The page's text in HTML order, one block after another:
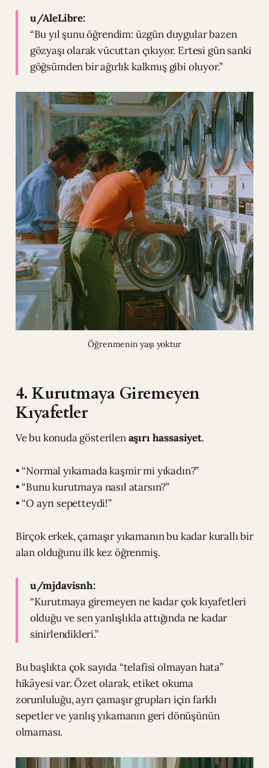
u/AleLibre:
“Bu yıl şunu öğrendim: üzgün duygular bazen
gözyaşı olarak vücuttan çıkıyor. Ertesi gün sanki
göğsümden bir ağırlık kalkmış gibi oluyor.”
Öğrenmenin yaşı yoktur
4. Kurutmaya Giremeyen
Kıyafetler
Ve bu konuda gösterilenaşırı hassasiyet.
• “Normal yıkamada kaşmir mi yıkadın?”
• “Bunu kurutmaya nasıl atarsın?”
• “O ayrı sepetteydi!”
Birçok erkek, çamaşır yıkamanın bu kadar kurallı bir
alan olduğunu ilk kez öğrenmiş.
u/mjdavisnh:
“Kurutmaya giremeyen ne kadar çok kıyafetleri
olduğu ve sen yanlışlıkla attığında ne kadar
sinirlendikleri.”
Bu başlıkta çok sayıda “telafisi olmayan hata”
hikâyesi var. Özet olarak, etiket okuma
zorunluluğu, ayrı çamaşır grupları için farklı
sepetler ve yanlış yıkamanın geri dönüşünün
olmaması.